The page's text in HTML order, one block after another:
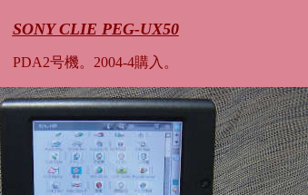
SONY CLIE PEG-UX50
PDA2号機。2004-4購入。